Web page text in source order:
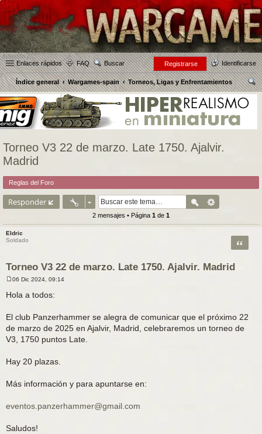
Enlaces rápidos FAQ Buscar Identificarse
Registrarse
Índice general Wargames-spain
Torneos, Ligas y Enfrentamientos
us
Torneo V3 22 de marzo. Late 1750. Ajalvir.
Madrid
Reglas del Foro
Responder
2 mensajes • Página 1 de 1
Eldric
Soldado
Torneo V3 22 de marzo. Late 1750. Ajalvir. Madrid
Citar
n
j
e
06 Dic 2024, 09:14
Hola a todos:
El club Panzerhammer se alegra de comunicar que el próximo 22
de marzo de 2025 en Ajalvir, Madrid, celebraremos un torneo de
V3, 1750 puntos Late.
Hay 20 plazas.
Más información y para apuntarse en:
eventos.panzerhammer@gmail.com
Saludos!